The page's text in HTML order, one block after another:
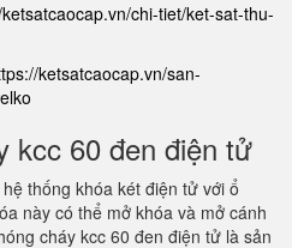
chi-tiet/ket-sat-thu-
ketsatcaocap.vn/san-
kcc 60 đen điện tử
thống khóa két điện tử với ổ
này có thể mở khóa và mở cánh
cháy kcc 60 đen điện tử là sản